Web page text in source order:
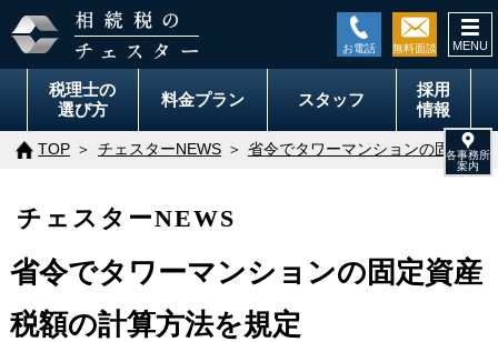
税理士の
選び方
料金プラン スタッフ
採用
情報
TOP チェスターNEWS 省令でタワーマンションの固定資
チェスターNEWS
省令でタワーマンションの固定資産
税額の計算方法を規定